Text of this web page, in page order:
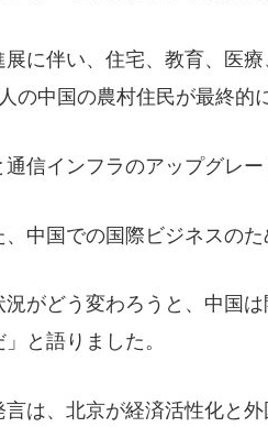
に伴い、住宅、教育、医
の中国の農村住民が最終的
信インフラのアップグレ
中国での国際ビジネスの
況がどう変わろうと、中国
と語りました。
言は、北京が経済活性化と